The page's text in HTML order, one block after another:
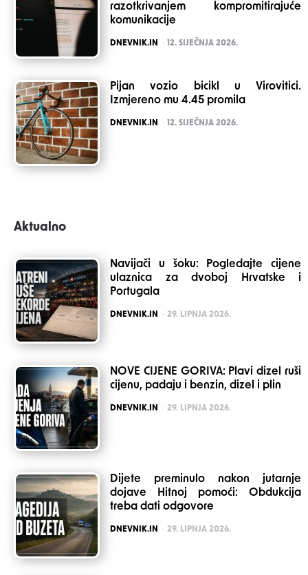
razotkrivanjem kompromitirajuće
komunikacije
POSTED
DNEVNIK.IN 12. SIJEČNJA 2026.
Pijan vozio bicikl u Virovitici.
Izmjereno mu 4.45 promila
POSTED
DNEVNIK.IN 12. SIJEČNJA 2026.
Aktualno
Navijači u šoku: Pogledajte cijene
ulaznica za dvoboj Hrvatske i
Portugala
POSTED
DNEVNIK.IN 29. LIPNJA 2026.
NOVE CIJENE GORIVA: Plavi dizel ruši
cijenu, padaju i benzin, dizel i plin
POSTED
DNEVNIK.IN 29. LIPNJA 2026.
Dijete preminulo nakon jutarnje
dojave Hitnoj pomoći: Obdukcija
treba dati odgovore
POSTED
DNEVNIK.IN 29. LIPNJA 2026.